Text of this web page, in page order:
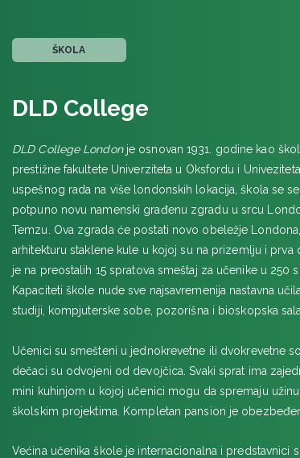
Earlscliffe
HASLEMERE
HIGH WYCOMBE
JORK
Queen Ethelburga’s College
KENTERBERI
The Worthgate School
KOVENTRI
LIVERPUL
ŠKOLA
DLD College
DLD College Londonje osnovan 1931. godine kao
prestižne fakultete Univerziteta u Oksfordu i
uspešnog rada na više londonskih lokacija, škola se
potpuno novu namenski građenu zgradu u srcu
Temzu. Ova zgrada će postati novo obeležje
arhitekturu staklene kule u kojoj su na prizemlju i prva
je na preostalih 15 spratova smeštaj za učenike u 250
Kapaciteti škole nude sve najsavremenija nastavna
studiji, kompjuterske sobe, pozorišna i bioskopska
Učenici su smešteni u jednokrevetne ili dvokrevetne
dečaci su odvojeni od devojčica. Svaki sprat ima
mini kuhinjom u kojoj učenici mogu da spremaju
školskim projektima. Kompletan pansion je
Većina učenika škole je internacionalna i predstavnici